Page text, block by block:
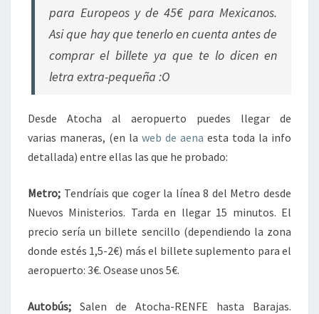
para Europeos y de 45€ para Mexicanos.
Asi que hay que tenerlo en cuenta antes de
comprar el billete ya que te lo dicen en
letra extra-pequeña :O
Desde Atocha al aeropuerto puedes llegar de
varias maneras, (en la web de aena esta toda la info
detallada) entre ellas las que he probado:
Metro; Tendríais que coger la línea 8 del Metro desde
Nuevos Ministerios. Tarda en llegar 15 minutos. El
precio sería un billete sencillo (dependiendo la zona
donde estés 1,5-2€) más el billete suplemento para el
aeropuerto: 3€. Osease unos 5€.
Autobús; Salen de Atocha-RENFE hasta Barajas.